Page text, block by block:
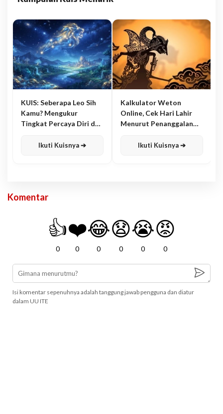
KUIS: Seberapa Leo Sih
Kamu? Mengukur
Tingkat Percaya Diri dan
Ikuti Kuisnya ➔
Kalkulator Weton
Online, Cek Hari Lahir
Menurut Penanggalan
Ikuti Kuisnya ➔
Komentar
👍
0
❤️
0
😂
0
😧
0
😭
0
😡
0
Isi komentar sepenuhnya adalah tanggung jawab pengguna dan diatur
dalam UU ITE